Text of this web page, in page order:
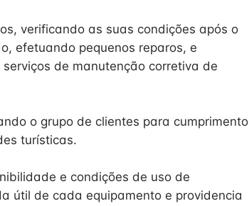
verificando as suas condições após o
efetuando pequenos reparos, e
de manutenção corretiva de
o grupo de clientes para cumprimento
turísticas.
e condições de uso de
útil de cada equipamento e providencia